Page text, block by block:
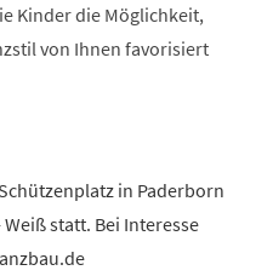
Kinder die Möglichkeit,
von Ihnen favorisiert
in Paderborn
statt. Bei Interesse